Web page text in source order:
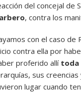
del concejal de
, contra los
con el caso de
contra ella por
proferido allí toda
sus
lugar cuando